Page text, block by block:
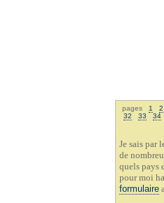
pages 1 2
32
33 34
Je sais par
de
quels pays
pour moi
formulaire